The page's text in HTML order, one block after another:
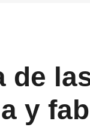
de
y